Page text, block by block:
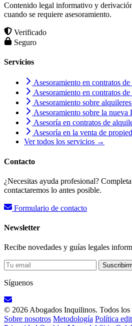
Contenido legal informativo y
cuando se requiere asesoramiento.
Verificado
Seguro
Servicios
Asesoramiento en contratos
Asesoramiento en contratos
Asesoramiento sobre
Asesoramiento sobre la
Asesoría en contratos de
Asesoría en la venta de
Ver todos los servicios →
Contacto
¿Necesitas ayuda profesional?
contactaremos lo antes posible.
Formulario de contacto
Newsletter
Recibe novedades y guías legales
Síguenos
© 2026 Abogados Inquilinos. Todos los
Sobre nosotros Metodología Política